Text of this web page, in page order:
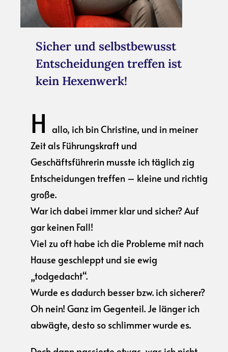
Sicher und selbstbewusst
Entscheidungen treffen ist
kein Hexenwerk!
H allo, ich bin Christine, und in meiner
Zeit als Führungskraft und
Geschäftsführerin musste ich täglich zig
Entscheidungen treffen – kleine und richtig
große.
War ich dabei immer klar und sicher? Auf
gar keinen Fall!
Viel zu oft habe ich die Probleme mit nach
Hause geschleppt und sie ewig
„todgedacht“.
Wurde es dadurch besser bzw. ich sicherer?
Oh nein! Ganz im Gegenteil. Je länger ich
abwägte, desto so schlimmer wurde es.